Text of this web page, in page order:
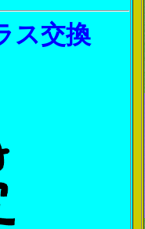
ス交換